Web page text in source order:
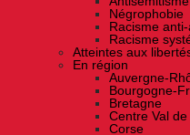
Négrophobie
Racisme
Racisme
Atteintes aux
En région
Auvergne-
Bourgogne-
Bretagne
Centre Val
Corse